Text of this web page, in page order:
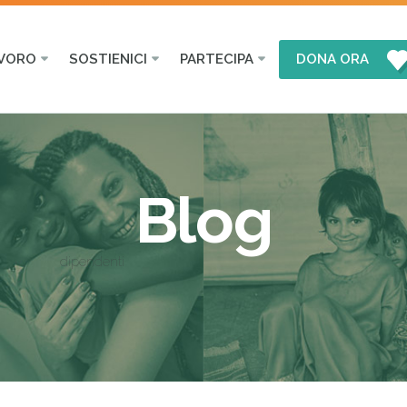
SOSTIENICI PARTECIPA DONA ORA
Blog
dipendenti